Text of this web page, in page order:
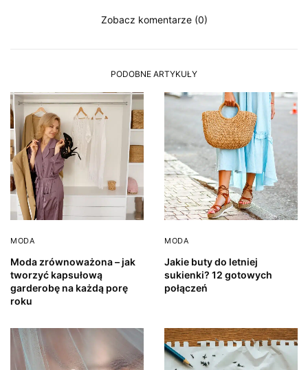
Zobacz komentarze (0)
PODOBNE ARTYKUŁY
MODA
Moda zrównoważona – jak
tworzyć kapsułową
garderobę na każdą porę
roku
MODA
Jakie buty do letniej
sukienki? 12 gotowych
połączeń